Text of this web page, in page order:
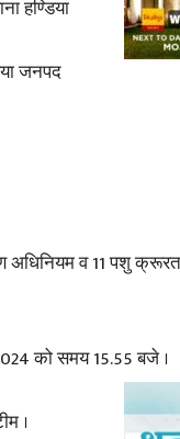
हण्डिया
जनपद
व 11 पशु
को समय 15.55 बजे ।
।